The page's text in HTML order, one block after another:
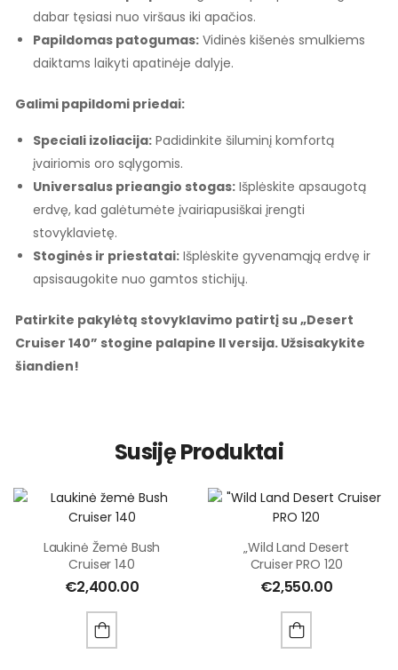
dabar tęsiasi nuo viršaus iki apačios.
Papildomas patogumas: Vidinės kišenės smulkiems
daiktams laikyti apatinėje dalyje.
Galimi papildomi priedai:
Speciali izoliacija: Padidinkite šiluminį komfortą
įvairiomis oro sąlygomis.
Universalus prieangio stogas: Išplėskite apsaugotą
erdvę, kad galėtumėte įvairiapusiškai įrengti
stovyklavietę.
Stoginės ir priestatai: Išplėskite gyvenamąją erdvę ir
apsisaugokite nuo gamtos stichijų.
Patirkite pakylėtą stovyklavimo patirtį su „Desert
Cruiser 140” stogine palapine II versija. Užsisakykite
šiandien!
Susiję Produktai
Laukinė Žemė Bush
Cruiser 140
€2,400.00
„Wild Land Desert
Cruiser PRO 120
€2,550.00